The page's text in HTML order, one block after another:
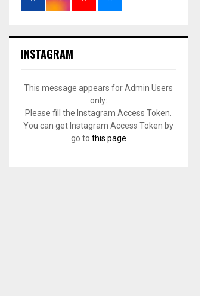
INSTAGRAM
This message appears for Admin Users
only:
Please fill the Instagram Access Token.
You can get Instagram Access Token by
go to this page